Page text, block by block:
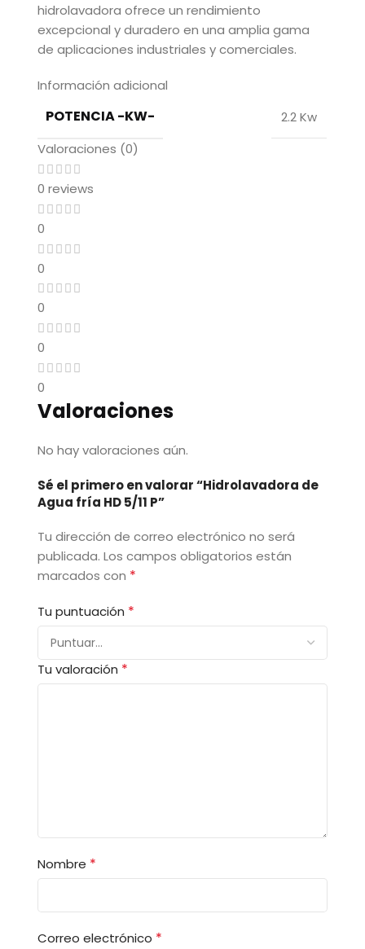
hidrolavadora ofrece un rendimiento
excepcional y duradero en una amplia gama
de aplicaciones industriales y comerciales.
Información adicional
POTENCIA -KW-
2.2 Kw
Valoraciones (0)
0 reviews
0
0
0
0
0
Valoraciones
No hay valoraciones aún.
Sé el primero en valorar “Hidrolavadora de
Agua fría HD 5/11 P”
Tu dirección de correo electrónico no será
publicada. Los campos obligatorios están
marcados con *
Tu puntuación *
Tu valoración *
Nombre *
Correo electrónico *